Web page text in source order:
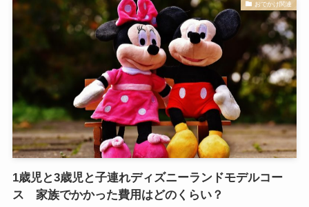
おでかけ関連
1歳児と3歳児と子連れディズニーランドモデルコー
ス 家族でかかった費用はどのくらい？